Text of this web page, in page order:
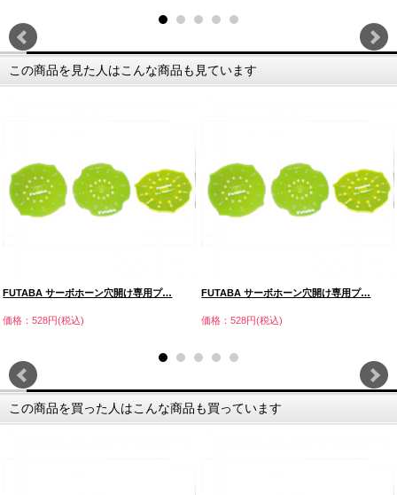
この商品を見た人はこんな商品も見ています
FUTABA サーボホーン穴開け専用プ…
価格：528円(税込)
FUTABA サーボホーン穴開け専用プ…
価格：528円(税込)
この商品を買った人はこんな商品も買っています